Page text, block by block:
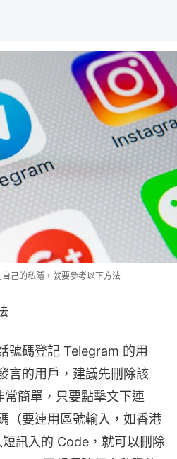
己的私隱，就要參考以下方法
號碼登記 Telegram 的用
言的用戶，建議先刪除該
簡單，只要點擊文下連
（要連用區號輸入，如香港
訊入的 Code，就可以刪除